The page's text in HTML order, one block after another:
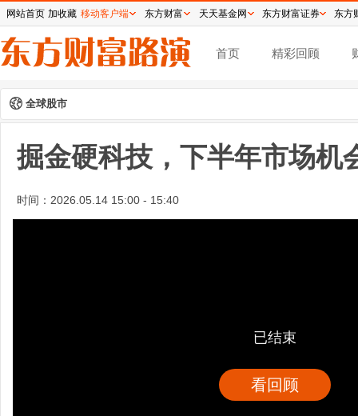
首页 精彩回顾
全球股市
掘金硬科技，下半年市场机
时间： 2026.05.14 15:00 - 15:40
已结束
看回顾
网站首页 加收藏 移动客户端 东方财富 天天基金网 东方财富证券 东方